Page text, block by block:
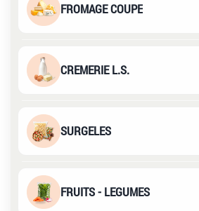
FROMAGE COUPE
CREMERIE L.S.
SURGELES
FRUITS - LEGUMES